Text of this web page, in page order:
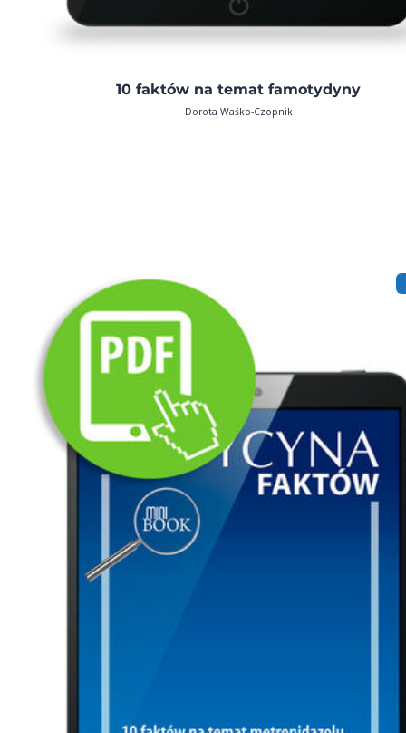
10 faktów na temat famotydyny
Dorota Waśko-Czopnik